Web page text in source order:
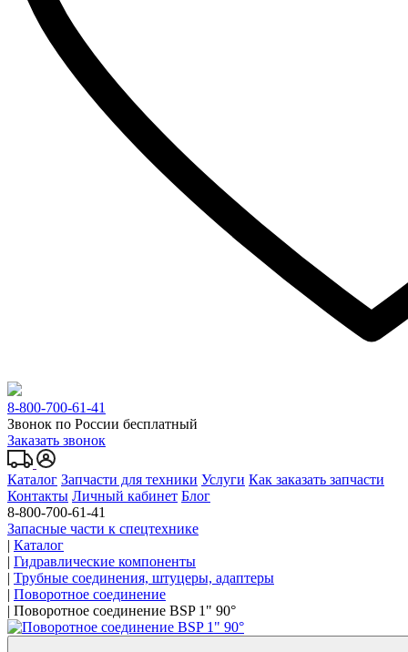
8-800-700-61-41
Звонок по России бесплатный
Заказать звонок
Каталог Запчасти для техники Услуги Как заказать запчасти
Контакты Личный кабинет Блог
8-800-700-61-41
Запасные части к спецтехнике
| Каталог
| Гидравлические компоненты
| Трубные соединения, штуцеры, адаптеры
| Поворотное соединение
| Поворотное соединение BSP 1" 90°